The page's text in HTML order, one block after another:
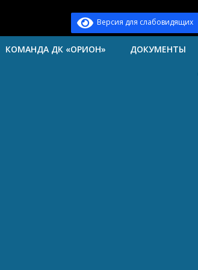
Версия для слабовидящих
КОМАНДА ДК «ОРИОН» ДОКУМЕНТЫ